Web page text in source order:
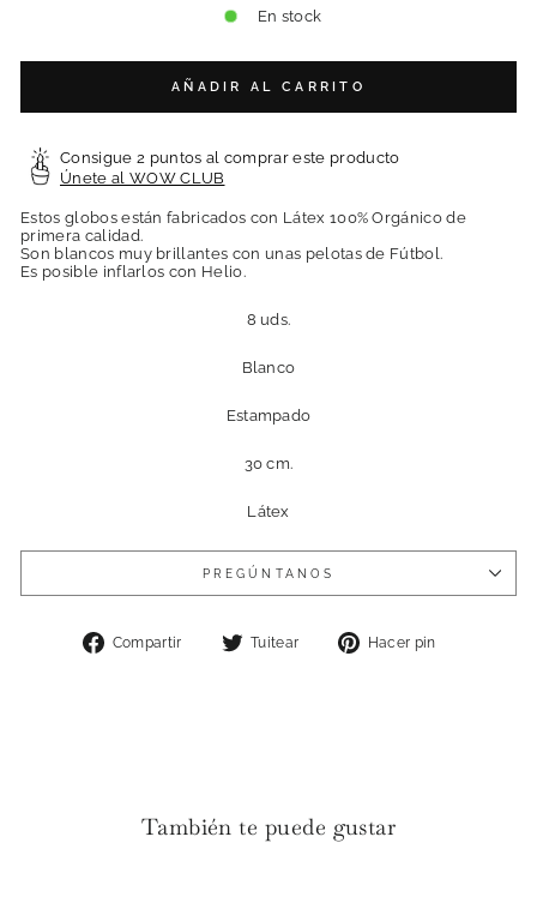
En stock
AÑADIR AL CARRITO
Consigue 2 puntos al comprar este producto
Únete al WOW CLUB
Estos globos están fabricados con Látex 100% Orgánico de
primera calidad.
Son blancos muy brillantes con unas pelotas de Fútbol.
Es posible inflarlos con Helio.
8 uds.
Blanco
Estampado
30 cm.
Látex
PREGÚNTANOS
Compartir
CompartirTuitear
TuitearHacer pin
También te puede gustar